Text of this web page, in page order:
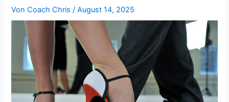
VonCoach Chris/August 14, 2025